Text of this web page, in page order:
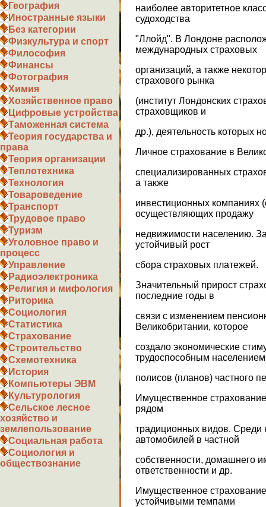
География
Иностранные языки
Без категории
Физкультура и спорт
Философия
Финансы
Фотография
Химия
Хозяйственное право
Цифровые устройства
Таможенная система
Теория государства и
права
Теория организации
Теплотехника
Технология
Товароведение
Транспорт
Трудовое право
Туризм
Уголовное право и
процесс
Управление
Радиоэлектроника
Религия и мифология
Риторика
Социология
Статистика
Страхование
Строительство
Схемотехника
История
Компьютеры ЭВМ
Культурология
Сельское лесное
хозяйство и
землепользование
Социальная работа
Социология и
обществознание
наиболее авторитетное
судоходства
"Ллойд". В Лондоне
международных страховых
организаций, а также
страхового рынка
(институт Лондонских
страховщиков и
др.), деятельность которых
Личное страхование в
специализированных
а также
инвестиционных компаниях
осуществляющих продажу
недвижимости населению.
устойчивый рост
сбора страховых платежей.
Значительный прирост
последние годы в
связи с изменением
Великобритании, которое
создало экономические
трудоспособным населением
полисов (планов) частного
Имущественное
рядом
традиционных видов. Среди
автомобилей в частной
собственности, домашнего
ответственности и др.
Имущественное
устойчивыми темпами